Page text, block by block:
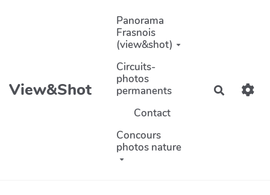
Aller au contenu principal
View&Shot
Panorama
Frasnois
(view&shot)
Circuits-
photos
permanents
Contact
Concours
photos nature